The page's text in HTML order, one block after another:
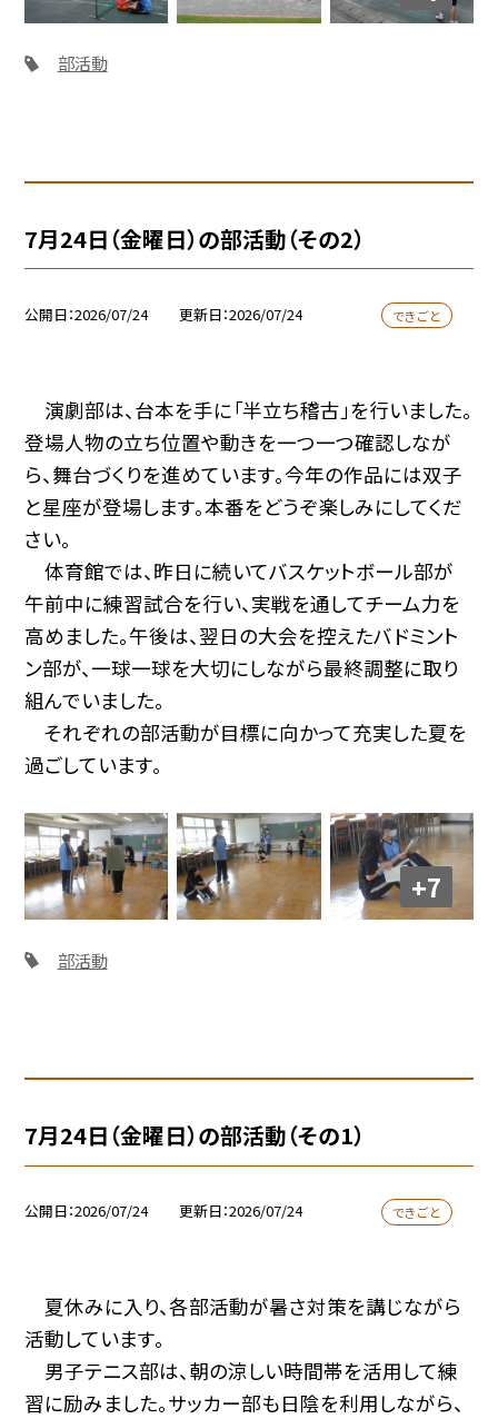
部活動
7月24日（金曜日）の部活動（その2）
公開日 2026/07/24 更新日 2026/07/24 できごと
演劇部は、台本を手に「半立ち稽古」を行いました。
登場人物の立ち位置や動きを一つ一つ確認しなが
ら、舞台づくりを進めています。今年の作品には双子
と星座が登場します。本番をどうぞ楽しみにしてくだ
さい。
体育館では、昨日に続いてバスケットボール部が
午前中に練習試合を行い、実戦を通してチーム力を
高めました。午後は、翌日の大会を控えたバドミント
ン部が、一球一球を大切にしながら最終調整に取り
組んでいました。
それぞれの部活動が目標に向かって充実した夏を
過ごしています。
+7
部活動
7月24日（金曜日）の部活動（その1）
公開日 2026/07/24 更新日 2026/07/24 できごと
夏休みに入り、各部活動が暑さ対策を講じながら
活動しています。
男子テニス部は、朝の涼しい時間帯を活用して練
習に励みました。サッカー部も日陰を利用しながら、